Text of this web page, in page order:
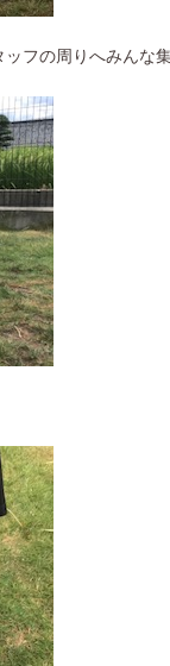
フの周りへみんな